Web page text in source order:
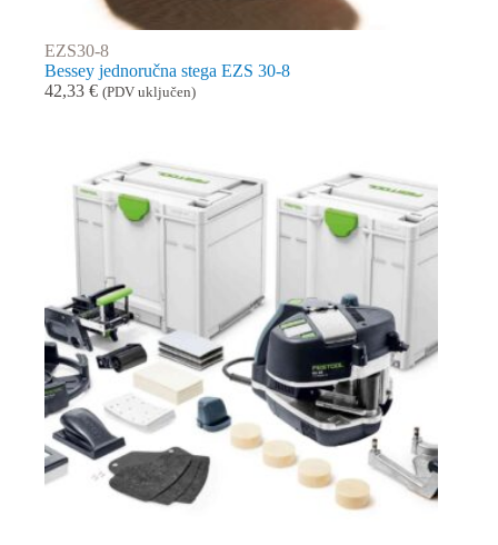
EZS30-8
Bessey jednoručna stega EZS 30-8
42,33 € (PDV uključen)